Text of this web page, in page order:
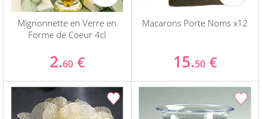
Mignonnette en Verre en
Forme de Coeur 4cl
2.60 €
Macarons Porte Noms x12
15.50 €